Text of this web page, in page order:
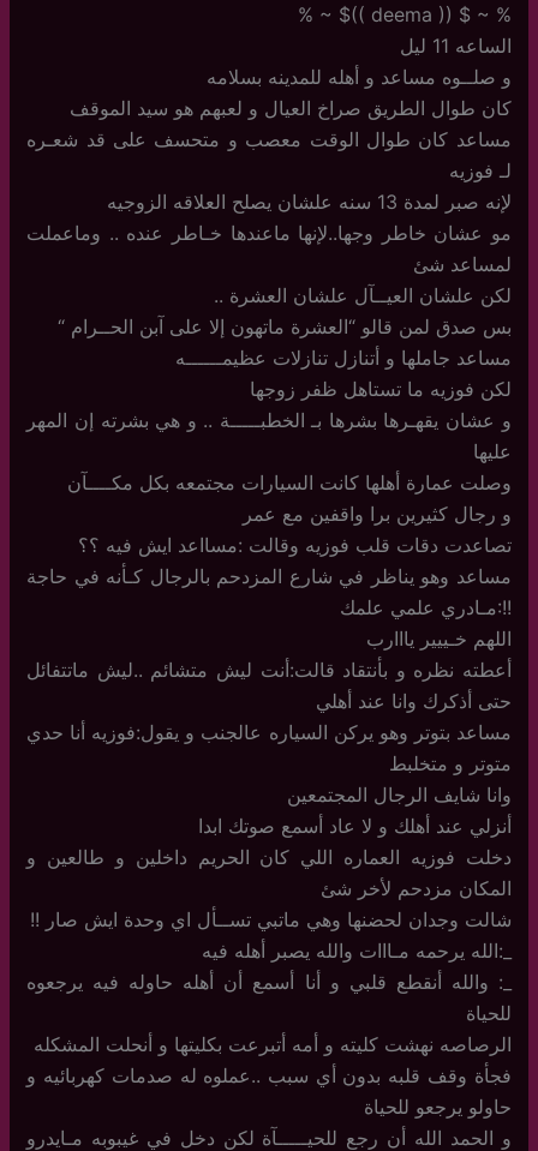
% ~ $ (( deema ))$ ~ %
الساعه 11 ليل
و صلــوه مساعد و أهله للمدينه بسلامه
كان طوال الطريق صراخ العيال و لعبهم هو سيد الموقف
مساعد كان طوال الوقت معصب و متحسف على قد شعـره
لـ فوزيه
لإنه صبر لمدة 13 سنه علشان يصلح العلاقه الزوجيه
مو عشان خاطر وجها..لإنها ماعندها خـاطر عنده .. وماعملت
لمساعد شئ
لكن علشان العيــآل علشان العشرة ..
بس صدق لمن قالو “العشرة ماتهون إلا على آبن الحــرام “
مساعد جاملها و أتنازل تنازلات عظيمــــــه
لكن فوزيه ما تستاهل ظفر زوجها
و عشان يقهـرها بشرها بـ الخطبـــــة .. و هي بشرته إن المهر
عليها
وصلت عمارة أهلها كانت السيارات مجتمعه بكل مكــــآن
و رجال كثيرين برا واقفين مع عمر
تصاعدت دقات قلب فوزيه وقالت :مسااعد ايش فيه ؟؟
مساعد وهو يناظر في شارع المزدحم بالرجال كـأنه في حاجة
!!:مـادري علمي علمك
اللهم خـييير يااارب
أعطته نظره و بأنتقاد قالت:أنت ليش متشائم ..ليش ماتتفائل
حتى أذكرك وانا عند أهلي
مساعد بتوتر وهو يركن السياره عالجنب و يقول:فوزيه أنا حدي
متوتر و متخلبط
وانا شايف الرجال المجتمعين
أنزلي عند أهلك و لا عاد أسمع صوتك ابدا
دخلت فوزيه العماره اللي كان الحريم داخلين و طالعين و
المكان مزدحم لأخر شئ
شالت وجدان لحضنها وهي ماتبي تســأل اي وحدة ايش صار !!
_:الله يرحمه مـااات والله يصبر أهله فيه
_: والله أنقطع قلبي و أنا أسمع أن أهله حاوله فيه يرجعوه
للحياة
الرصاصه نهشت كليته و أمه أتبرعت بكليتها و أنحلت المشكله
فجأة وقف قلبه بدون أي سبب ..عملوه له صدمات كهربائيه و
حاولو يرجعو للحياة
و الحمد الله أن رجع للحيـــــآة لكن دخل في غيبوبه مـايدرو